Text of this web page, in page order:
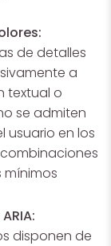
de detalles
a
textual o
se admiten
usuario en los
disponen de